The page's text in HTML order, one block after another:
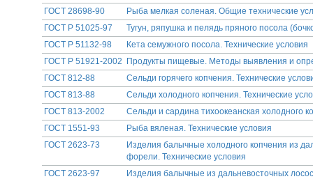
ГОСТ 28698-90
Рыба мелкая соленая. Общие технические
ГОСТ Р 51025-97
Тугун, ряпушка и пелядь пряного посола
ГОСТ Р 51132-98
Кета семужного посола. Технические условия
ГОСТ Р 51921-2002
Продукты пищевые. Методы выявления и
ГОСТ 812-88
Сельди горячего копчения. Технические
ГОСТ 813-88
Сельди холодного копчения. Технические
ГОСТ 813-2002
Сельди и сардина тихоокеанская холодного
ГОСТ 1551-93
Рыба вяленая. Технические условия
ГОСТ 2623-73
Изделия балычные холодного копчения из
форели. Технические условия
ГОСТ 2623-97
Изделия балычные из дальневосточных